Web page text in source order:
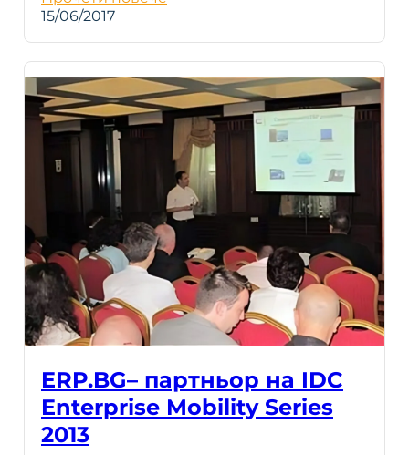
15/06/2017
ERP.BG– партньор на IDC
Enterprise Mobility Series
2013